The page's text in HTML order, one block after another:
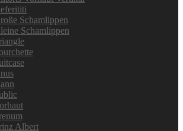
Schamlippen
Schamlippen
Albert